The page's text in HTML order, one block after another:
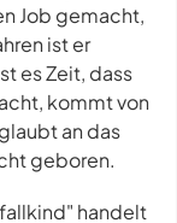
Job gemacht,
ist er
es Zeit, dass
kommt von
an das
geboren.
handelt